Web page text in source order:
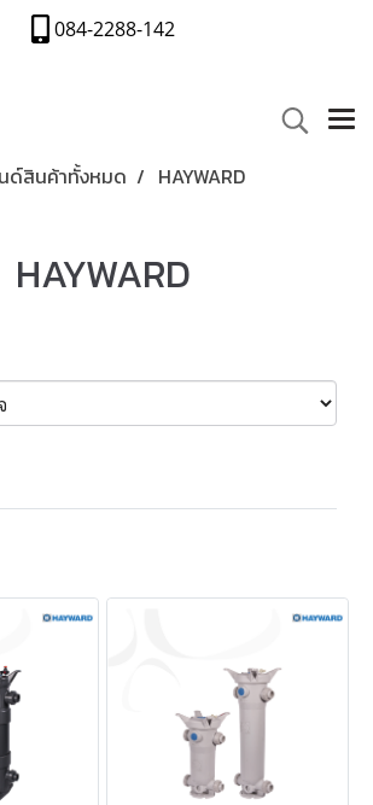
084-2288-142
ด์สินค้าทั้งหมด HAYWARD
HAYWARD